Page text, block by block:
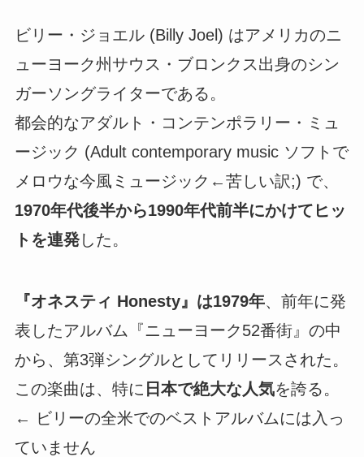
ビリー・ジョエル (Billy Joel) はアメリカのニ
ューヨーク州サウス・ブロンクス出身のシン
ガーソングライターである。
都会的なアダルト・コンテンポラリー・ミュ
ージック (Adult contemporary music ソフトで
メロウな今風ミュージック←苦しい訳;) で、
1970年代後半から1990年代前半にかけてヒッ
トを連発した。
『オネスティ Honesty』は1979年、前年に発
表したアルバム『ニューヨーク52番街』の中
から、第3弾シングルとしてリリースされた。
この楽曲は、特に 日本で絶大な人気を誇る。
← ビリーの全米でのベストアルバムには入っ
ていません